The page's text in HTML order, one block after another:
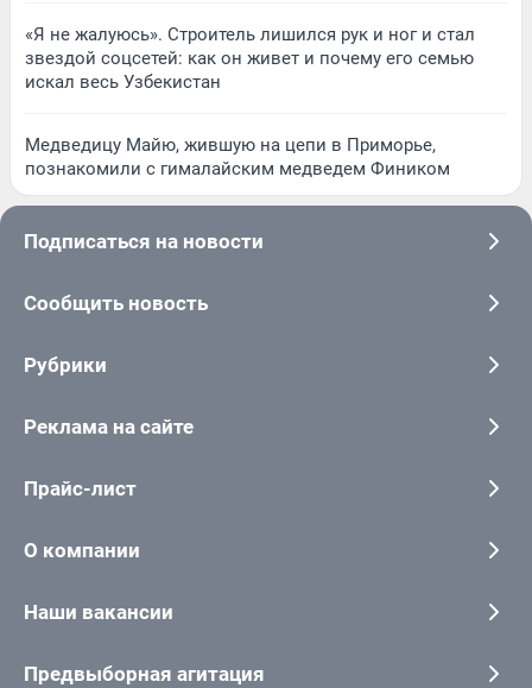
«Я не жалуюсь». Строитель лишился рук и ног и стал
звездой соцсетей: как он живет и почему его семью
искал весь Узбекистан
Медведицу Майю, жившую на цепи в Приморье,
познакомили с гималайским медведем Фиником
Подписаться на новости
Сообщить новость
Рубрики
Реклама на сайте
Прайс-лист
О компании
Наши вакансии
Предвыборная агитация